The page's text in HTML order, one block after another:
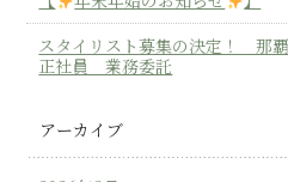
スタイリスト募集の決定！
正社員 業務委託
アーカイブ